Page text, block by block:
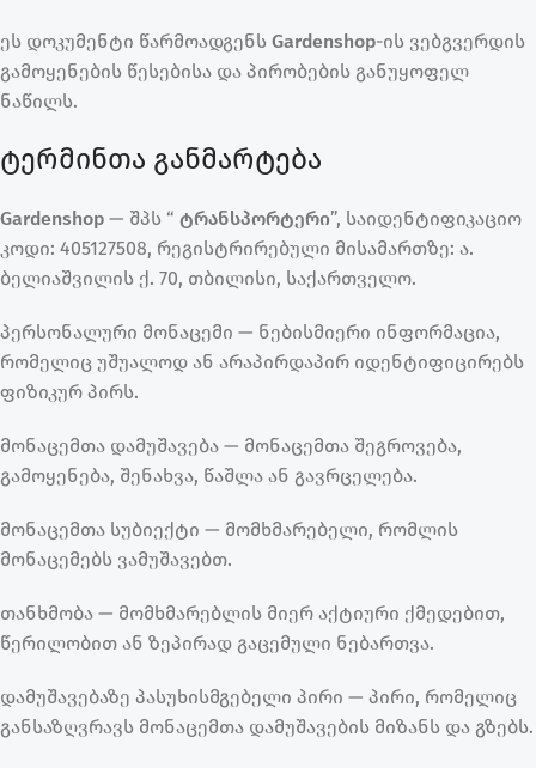
ეს დოკუმენტი წარმოადგენს Gardenshop-ის ვებგვერდის
გამოყენების წესებისა და პირობების განუყოფელ
ნაწილს.
ტერმინთა განმარტება
Gardenshop — შპს “ ტრანსპორტერი”, საიდენტიფიკაციო
კოდი: 405127508, რეგისტრირებული მისამართზე: ა.
ბელიაშვილის ქ. 70, თბილისი, საქართველო.
პერსონალური მონაცემი — ნებისმიერი ინფორმაცია,
რომელიც უშუალოდ ან არაპირდაპირ იდენტიფიცირებს
ფიზიკურ პირს.
მონაცემთა დამუშავება — მონაცემთა შეგროვება,
გამოყენება, შენახვა, წაშლა ან გავრცელება.
მონაცემთა სუბიექტი — მომხმარებელი, რომლის
მონაცემებს ვამუშავებთ.
თანხმობა — მომხმარებლის მიერ აქტიური ქმედებით,
წერილობით ან ზეპირად გაცემული ნებართვა.
დამუშავებაზე პასუხისმგებელი პირი — პირი, რომელიც
განსაზღვრავს მონაცემთა დამუშავების მიზანს და გზებს.